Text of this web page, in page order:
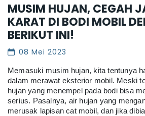
MUSIM HUJAN, CEGAH
KARAT DI BODI MOBIL
BERIKUT INI!
08 Mei 2023
Memasuki musim hujan, kita tentunya
dalam merawat eksterior mobil. Meski
hujan yang menempel pada bodi bisa
serius. Pasalnya, air hujan yang
merusak lapisan cat mobil, dan jika